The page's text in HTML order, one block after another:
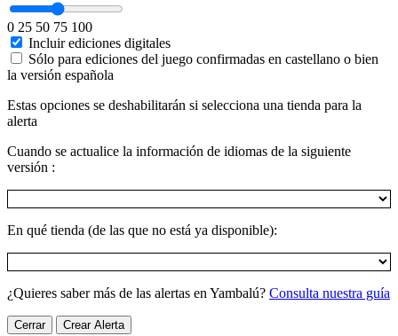
0 25 50 75 100
Incluir ediciones digitales
Sólo para ediciones del juego confirmadas en castellano o bien
la versión española
Estas opciones se deshabilitarán si selecciona una tienda para la
alerta
Cuando se actualice la información de idiomas de la siguiente
versión :
En qué tienda (de las que no está ya disponible):
¿Quieres saber más de las alertas en Yambalú? Consulta nuestra guía
Cerrar Crear Alerta